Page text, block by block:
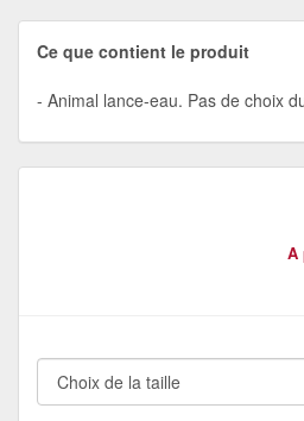
Ce que contient le produit
Animal lance-eau. Pas de choix
A